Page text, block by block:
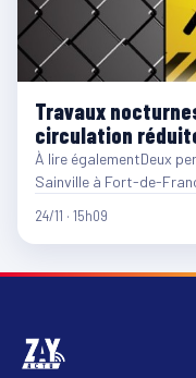
Travaux
circulation
À lire égalementDeux
Sainville à Fort-de-
24/11 · 15h09